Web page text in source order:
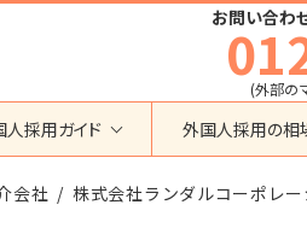
お問い合わ
(外部の
在留資格から検索する
人採用ガイド
能
外国人採用の相
育成就労外国
会社 株式会社ランダルコーポレ